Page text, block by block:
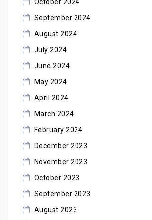
October 2024
September 2024
August 2024
July 2024
June 2024
May 2024
April 2024
March 2024
February 2024
December 2023
November 2023
October 2023
September 2023
August 2023